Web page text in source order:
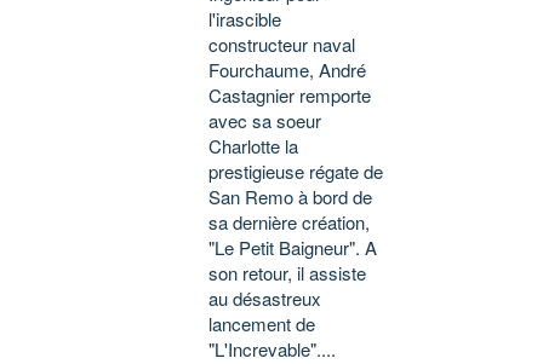
l'irascible
constructeur naval
Fourchaume, André
Castagnier remporte
avec sa soeur
Charlotte la
prestigieuse régate de
San Remo à bord de
sa dernière création,
"Le Petit Baigneur". A
son retour, il assiste
au désastreux
lancement de
"L'Increvable"....